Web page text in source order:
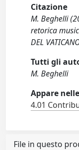
Citazione
M. Beghelli
retorica
DEL
Tutti gli
M. Beghelli
Appare
4.01
File in questo